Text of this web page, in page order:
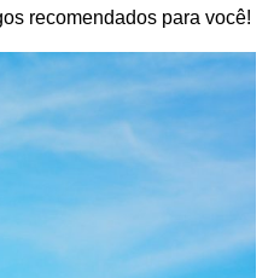
recomendados para você!